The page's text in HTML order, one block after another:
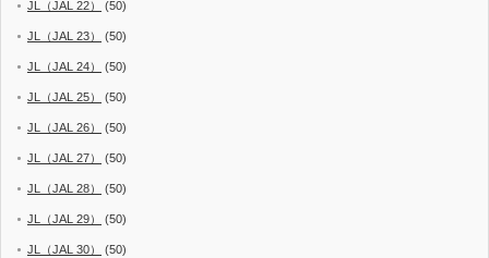
JL（JAL 22） (50)
JL（JAL 23） (50)
JL（JAL 24） (50)
JL（JAL 25） (50)
JL（JAL 26） (50)
JL（JAL 27） (50)
JL（JAL 28） (50)
JL（JAL 29） (50)
JL（JAL 30） (50)